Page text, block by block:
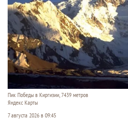
Пик Победы в Киргизии, 7439 метров
Яндекс Карты
7 августа 2026 в 09:45